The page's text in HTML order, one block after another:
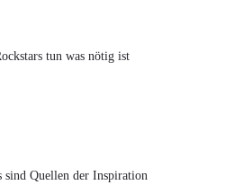
tun was nötig ist
sind Quellen der Inspiration